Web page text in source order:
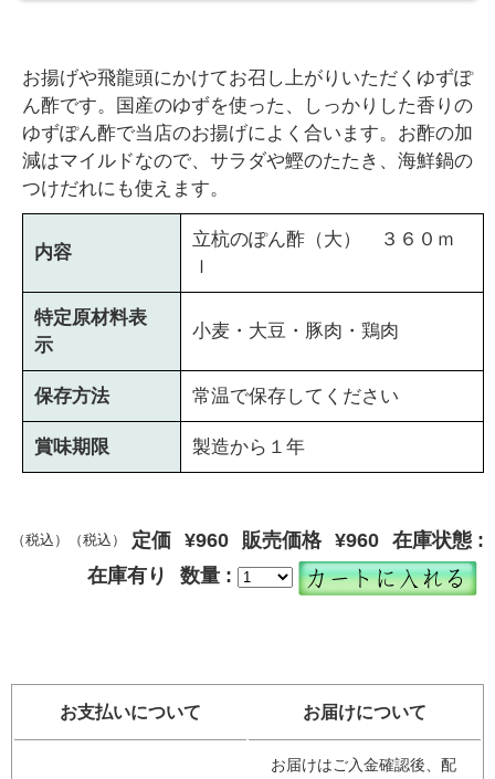
お揚げや飛龍頭にかけてお召し上がりいただくゆずぽ
ん酢です。国産のゆずを使った、しっかりした香りの
ゆずぽん酢で当店のお揚げによく合います。お酢の加
減はマイルドなので、サラダや鰹のたたき、海鮮鍋の
つけだれにも使えます。
内容
立杭のぽん酢（大） ３６０ｍ
ｌ
特定原材料表
示
小麦・大豆・豚肉・鶏肉
保存方法 常温で保存してください
賞味期限 製造から１年
定価
（税込） ¥960 販売価格
（税込） ¥960 在庫状態 :
在庫有り
数量 :
お支払いについて お届けについて
お届けはご入金確認後、配